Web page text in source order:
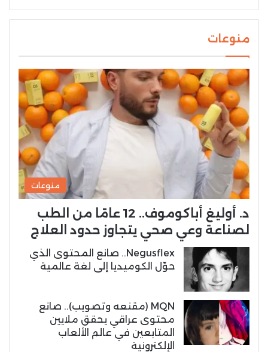
منوعات
منوعات
د. أوليغ أباكوموف.. 12 عامًا من الطب
لصناعة وعي صحي يتجاوز حدود العلاج
Negusflex.. صانع المحتوى الذي
حوّل الكوميديا إلى لغة عالمية
MQN (مقنعه وتصويب).. صانع
محتوى عراقي يحقق ملايين
المتابعين في عالم الألعاب
الإلكترونية